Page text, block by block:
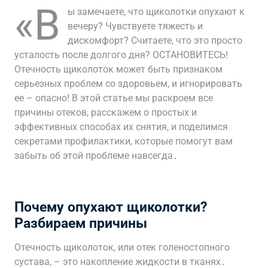
«В
ы замечаете, что щиколотки опухают к
вечеру? Чувствуете тяжесть и
дискомфорт? Считаете, что это просто
усталость после долгого дня? ОСТАНОВИТЕСЬ!
Отечность щиколоток может быть признаком
серьезных проблем со здоровьем, и игнорировать
ее – опасно! В этой статье мы раскроем все
причины отеков, расскажем о простых и
эффективных способах их снятия, и поделимся
секретами профилактики, которые помогут вам
забыть об этой проблеме навсегда․
Почему опухают щиколотки?
Разбираем причины
Отечность щиколоток, или отек голеностопного
сустава, – это накопление жидкости в тканях․